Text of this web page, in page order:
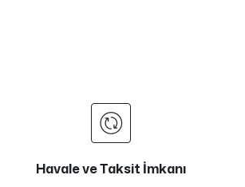
Havale ve Taksit İmkanı